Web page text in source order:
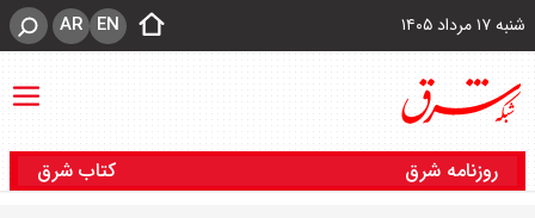
شنبه ۱۷ مرداد ۱۴۰۵ EN
AR
روزنامه شرق کتاب شرق